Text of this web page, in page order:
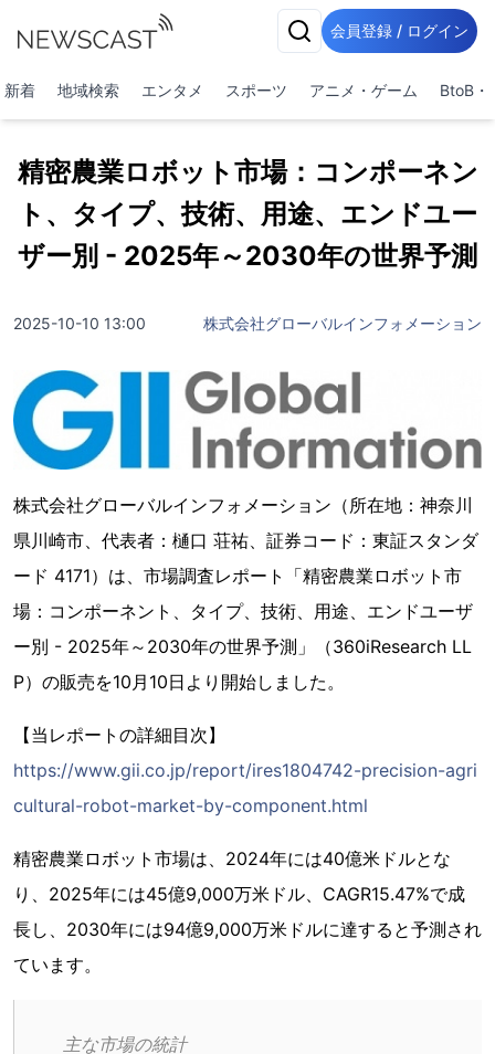
会員登録 / ログイン
新着 地域検索 エンタメ スポーツ アニメ・ゲーム BtoB・
精密農業ロボット市場：コンポーネン
ト、タイプ、技術、用途、エンドユー
ザー別 - 2025年～2030年の世界予測
2025-10-10 13:00 株式会社グローバルインフォメーション
株式会社グローバルインフォメーション（所在地：神奈川
県川崎市、代表者：樋口 荘祐、証券コード：東証スタンダ
ード 4171）は、市場調査レポート「精密農業ロボット市
場：コンポーネント、タイプ、技術、用途、エンドユーザ
ー別 - 2025年～2030年の世界予測」（360iResearch LL
P）の販売を10月10日より開始しました。
【当レポートの詳細目次】
https://www.gii.co.jp/report/ires1804742-precision-agri
cultural-robot-market-by-component.html
精密農業ロボット市場は、2024年には40億米ドルとな
り、2025年には45億9,000万米ドル、CAGR15.47%で成
長し、2030年には94億9,000万米ドルに達すると予測され
ています。
主な市場の統計